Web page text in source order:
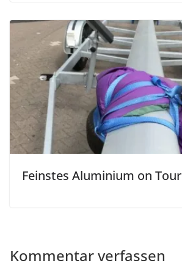
Feinstes Aluminium on Tour
Kommentar verfassen